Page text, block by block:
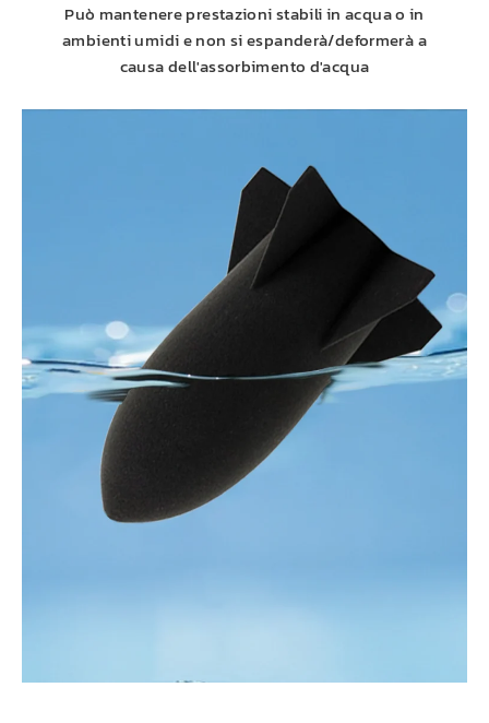
Può mantenere prestazioni stabili in acqua o in
ambienti umidi e non si espanderà/deformerà a
causa dell'assorbimento d'acqua